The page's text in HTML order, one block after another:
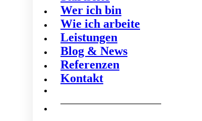
Wer ich bin
Wie ich arbeite
Leistungen
Blog & News
Referenzen
Kontakt